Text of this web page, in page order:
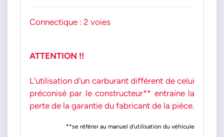
Connectique : 2 voies
ATTENTION !!
L'utilisation d'un carburant différent de celui
préconisé par le constructeur** entraine la
perte de la garantie du fabricant de la pièce.
**se référer au manuel d'utilisation du véhicule